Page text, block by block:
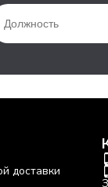
доставки